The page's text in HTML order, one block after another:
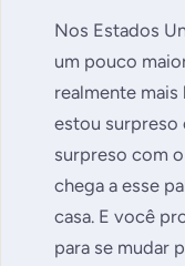
Nos Estados
um pouco
realmente
estou surpreso
surpreso com
chega a esse
casa. E você
para se mudar